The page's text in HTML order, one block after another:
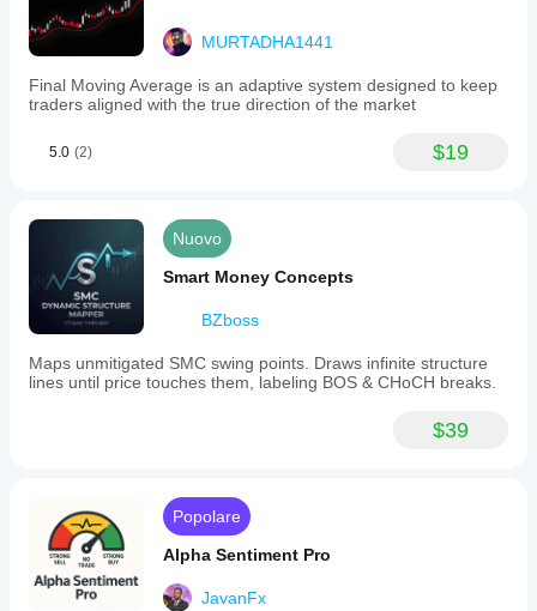
MURTADHA1441
Final Moving Average is an adaptive system designed to keep
traders aligned with the true direction of the market
5.0 (2) $19
Nuovo
Smart Money Concepts
BZboss
Maps unmitigated SMC swing points. Draws infinite structure
lines until price touches them, labeling BOS & CHoCH breaks.
$39
Popolare
Alpha Sentiment Pro
JavanFx